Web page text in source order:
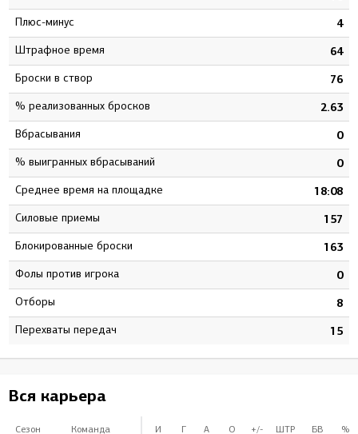
Плюс-минус 4
штрафное время 64
Броски в створ 76
% реализованных бросков 2.63
Вбрасывания 0
% выигранных вбрасываний 0
Среднее время на площадке 18:08
Силовые приемы 157
Блокированные броски 163
Фолы против игрока 0
Отборы 8
Перехваты передач 15
Вся карьера
Сезон Команда И Г А О +/- ШТР БВ